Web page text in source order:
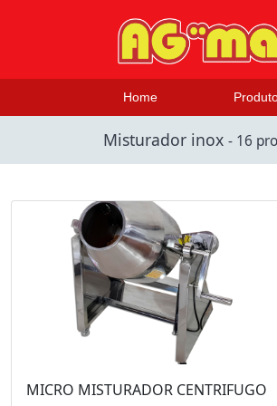
Home
Misturador inox - 16
MICRO MISTURADOR CENTRIFUGO